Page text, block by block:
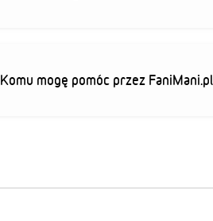
Komu mogę pomóc przez